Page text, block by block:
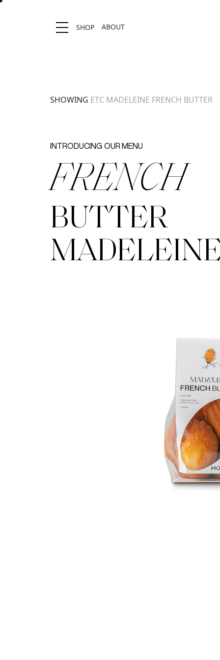
SHOP ABOUT
SHOWING ETC MADELEINE FRENCH BUTTER
INTRODUCING OUR MENU
FRENCH
BUTTER